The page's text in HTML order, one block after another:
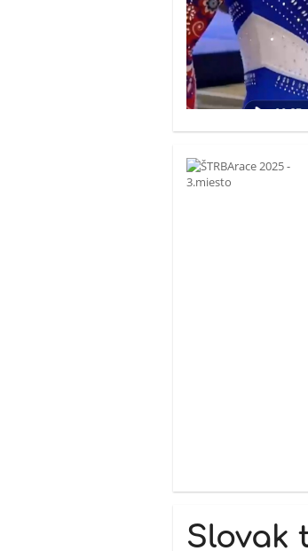
Slovak